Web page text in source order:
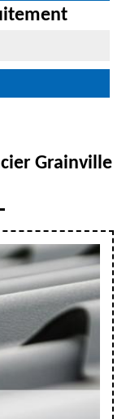
Grainville